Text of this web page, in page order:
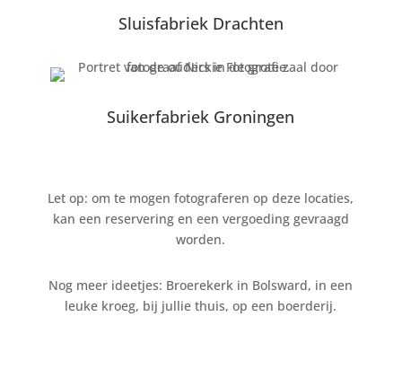
Sluisfabriek Drachten
Suikerfabriek Groningen
Let op: om te mogen fotograferen op deze locaties,
kan een reservering en een vergoeding gevraagd
worden.
Nog meer ideetjes: Broerekerk in Bolsward, in een
leuke kroeg, bij jullie thuis, op een boerderij.